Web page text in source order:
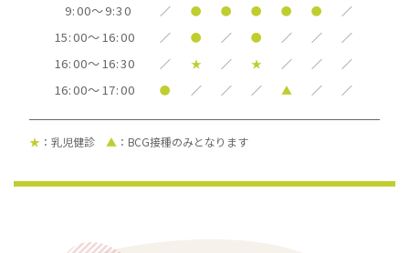
9:00～9:30 ／ ● ● ● ● ● ／
15:00～16:00 ／ ● ／ ● ／ ／ ／
16:00～16:30 ／ ★ ／ ★ ／ ／ ／
16:00～17:00 ● ／ ／ ／ ▲ ／ ／
★：乳児健診 ▲ ：BCG接種のみとなります